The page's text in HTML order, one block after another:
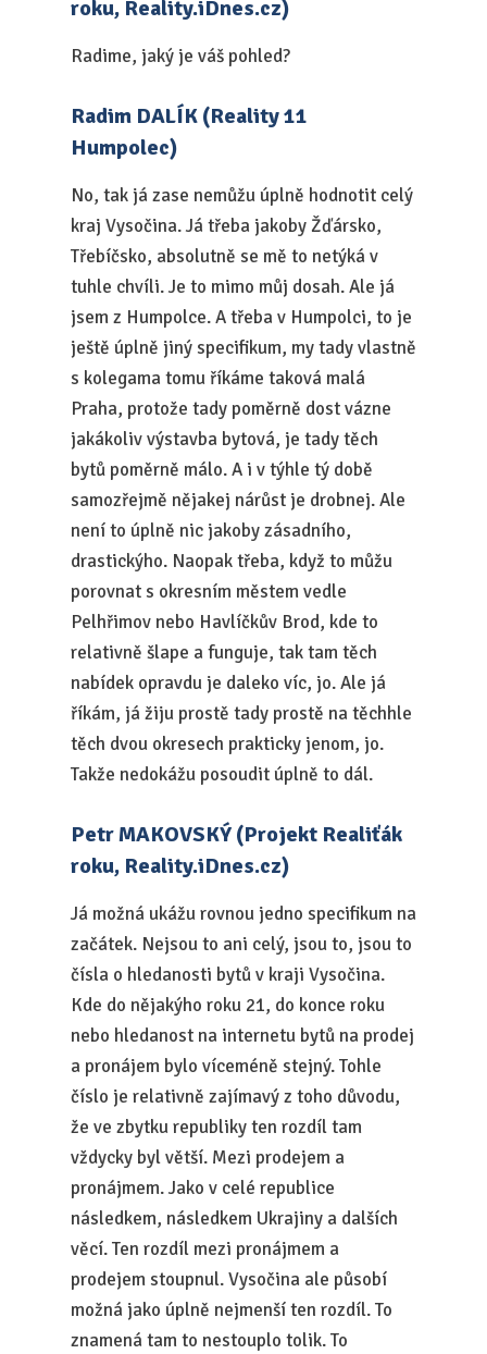
roku, Reality.iDnes.cz)
Radime, jaký je váš pohled?
Radim DALÍK (Reality 11
Humpolec)
No, tak já zase nemůžu úplně hodnotit celý
kraj Vysočina. Já třeba jakoby Žďársko,
Třebíčsko, absolutně se mě to netýká v
tuhle chvíli. Je to mimo můj dosah. Ale já
jsem z Humpolce. A třeba v Humpolci, to je
ještě úplně jiný specifikum, my tady vlastně
s kolegama tomu říkáme taková malá
Praha, protože tady poměrně dost vázne
jakákoliv výstavba bytová, je tady těch
bytů poměrně málo. A i v týhle tý době
samozřejmě nějakej nárůst je drobnej. Ale
není to úplně nic jakoby zásadního,
drastickýho. Naopak třeba, když to můžu
porovnat s okresním městem vedle
Pelhřimov nebo Havlíčkův Brod, kde to
relativně šlape a funguje, tak tam těch
nabídek opravdu je daleko víc, jo. Ale já
říkám, já žiju prostě tady prostě na těchhle
těch dvou okresech prakticky jenom, jo.
Takže nedokážu posoudit úplně to dál.
Petr MAKOVSKÝ (Projekt Realiťák
roku, Reality.iDnes.cz)
Já možná ukážu rovnou jedno specifikum na
začátek. Nejsou to ani celý, jsou to, jsou to
čísla o hledanosti bytů v kraji Vysočina.
Kde do nějakýho roku 21, do konce roku
nebo hledanost na internetu bytů na prodej
a pronájem bylo víceméně stejný. Tohle
číslo je relativně zajímavý z toho důvodu,
že ve zbytku republiky ten rozdíl tam
vždycky byl větší. Mezi prodejem a
pronájmem. Jako v celé republice
následkem, následkem Ukrajiny a dalších
věcí. Ten rozdíl mezi pronájmem a
prodejem stoupnul. Vysočina ale působí
možná jako úplně nejmenší ten rozdíl. To
znamená tam to nestouplo tolik. To